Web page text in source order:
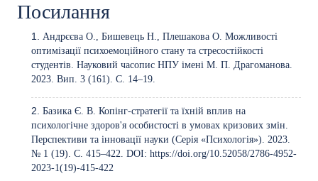
Посилання
Андрєєва О., Бишевець Н., Плешакова О. Можливості
оптимізації психоемоційного стану та стресостійкості
студентів. Науковий часопис НПУ імені М. П. Драгоманова.
2023. Вип. 3 (161). С. 14–19.
Базика Є. В. Копінг-стратегії та їхній вплив на
психологічне здоров'я особистості в умовах кризових змін.
Перспективи та інновації науки (Серія «Психологія»). 2023.
№ 1 (19). С. 415–422. DOI: https://doi.org/10.52058/2786-4952-
2023-1(19)-415-422